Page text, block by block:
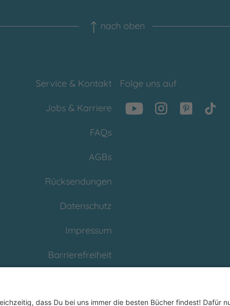
nach oben
Service & Kontakt
Jobs & Karriere
FAQs
AGBs
Rücksendungen
Datenschutz
Impressum
Barrierefreiheit
Partnerprogramm
Folge uns auf